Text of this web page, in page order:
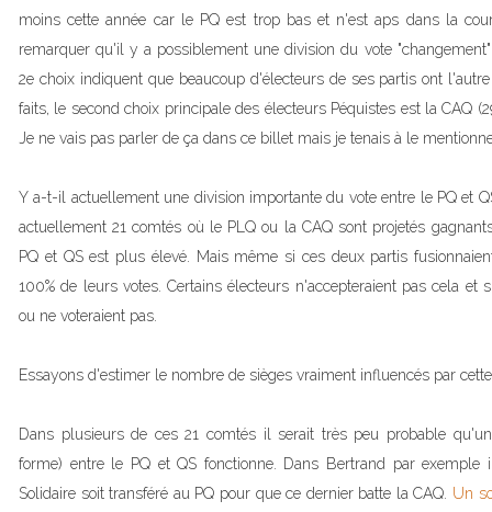
moins cette année car le PQ est trop bas et n'est aps dans la
remarquer qu'il y a possiblement une division du vote
2e choix indiquent que beaucoup d'électeurs de ses partis ont
faits, le second choix principale des électeurs Péquistes est la CAQ
Je ne vais pas parler de ça dans ce billet mais je tenais à le
Y a-t-il actuellement une division importante du vote entre le PQ et
actuellement 21 comtés où le PLQ ou la CAQ sont projetés
PQ et QS est plus élevé. Mais même si ces deux partis
100% de leurs votes. Certains électeurs n'accepteraient pas cela et
ou ne voteraient pas.
Essayons d'estimer le nombre de sièges vraiment influencés par
Dans plusieurs de ces 21 comtés il serait très peu probable
forme) entre le PQ et QS fonctionne. Dans Bertrand par exemple
Solidaire soit transféré au PQ pour que ce dernier batte la CAQ. Un